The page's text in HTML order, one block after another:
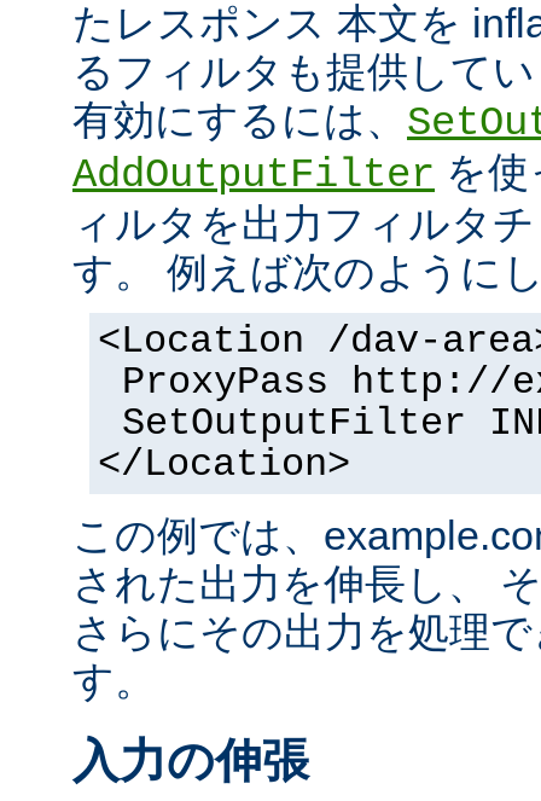
たレスポンス 本文を
るフィルタも提供して
有効にするには、
AddOutputFilter を
ィルタを出力フィルタ
す。 例えば次のように
<Location /dav-
ProxyPass http://
SetOutputFilter
</Location>
この例では、
された出力を伸長し、
さらにその出力を処理
す。
入力の伸張